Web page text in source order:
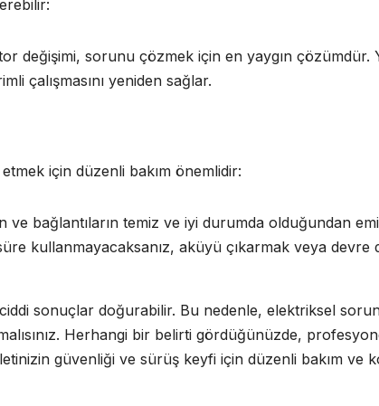
değişimi, sorunu çözmek için en yaygın çözümdür.
çalışmasını yeniden sağlar.
için düzenli bakım önemlidir:
ve bağlantıların temiz ve iyi durumda olduğundan
kullanmayacaksanız, aküyü çıkarmak veya devre
sonuçlar doğurabilir. Bu nedenle, elektriksel
Herhangi bir belirti gördüğünüzde,
güvenliği ve sürüş keyfi için düzenli bakım ve